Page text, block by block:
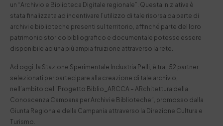
un “Archivio e Biblioteca Digitale regionale”. Questa iniziativa è
stata finalizzata ad incentivare l’utilizzo di tale risorsa da parte di
archivi e biblioteche presenti sul territorio, affinché parte del loro
patrimonio storico bibliografico e documentale potesse essere
disponibile ad una più ampia fruizione attraverso la rete.
Ad oggi, la Stazione Sperimentale Industria Pelli, è tra i 52 partner
selezionati per partecipare alla creazione di tale archivio,
nell’ambito del “Progetto Biblio_ARCCA – ARchitettura della
Conoscenza Campana per Archivi e Biblioteche”, promosso dalla
Giunta Regionale della Campania attraverso la Direzione Cultura e
Turismo.